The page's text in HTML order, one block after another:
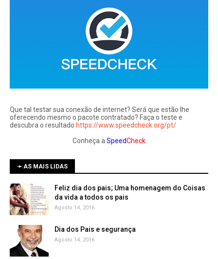
Que tal testar sua conexão de internet? Será que estão lhe
oferecendo mesmo o pacote contratado? Faça o teste e
descubra o resultado https://www.speedcheck.org/pt/
Conheça a SpeedCheck
➛ AS MAIS LIDAS
Feliz dia dos pais; Uma homenagem do Coisas
da vida a todos os pais
Agosto 14, 2016
Dia dos Pais e segurança
Agosto 14, 2016